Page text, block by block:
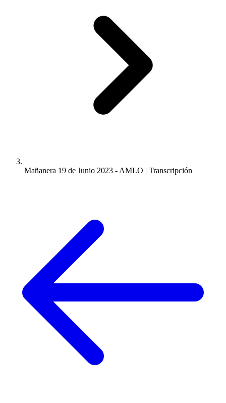
Mañanera 19 de Junio 2023 - AMLO | Transcripción